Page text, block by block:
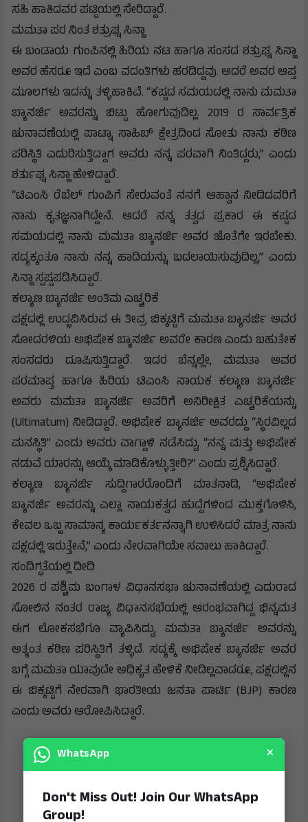
ಸಹಿ ಹಾಕಿದವರ ಪಟ್ಟಿಯಲ್ಲಿ ಸೇರಿದ್ದಾರೆ.
ಮಮತಾ ಪರ ನಿಂತ ಶತ್ರುಘ್ನ ಸಿನ್ಹಾ
ಈ ಬಂಡಾಯ ಗುಂಪಿನಲ್ಲಿ ಹಿರಿಯ ನಟ ಹಾಗೂ ಸಂಸದ ಶತ್ರುಘ್ನ ಸಿನ್ಹಾ
ಅವರ ಹೆಸರೂ ಇದೆ ಎಂಬ ವದಂತಿಗಳು ಹರಡಿದ್ದವು. ಆದರೆ ಅವರ ಆಪ್ತ
ಮೂಲಗಳು ಇದನ್ನು ತಳ್ಳಿಹಾಕಿವೆ. “ಕಷ್ಟದ ಸಮಯದಲ್ಲಿ ನಾನು ಮಮತಾ
ಬ್ಯಾನರ್ಜಿ ಅವರನ್ನು ಬಿಟ್ಟು ಹೋಗುವುದಿಲ್ಲ. 2019 ರ ಸಾರ್ವತ್ರಿಕ
ಚುನಾವಣೆಯಲ್ಲಿ ಪಾಟ್ನಾ ಸಾಹಿಬ್ ಕ್ಷೇತ್ರದಿಂದ ಸೋತು ನಾನು ಕಠಿಣ
ಪರಿಸ್ಥಿತಿ ಎದುರಿಸುತ್ತಿದ್ದಾಗ ಅವರು ನನ್ನ ಪರವಾಗಿ ನಿಂತಿದ್ದರು,” ಎಂದು
ಶರ್ತುಘ್ನ ಸಿನ್ಹಾ ಹೇಳಿದ್ದಾರೆ.
“ಟಿಎಂಸಿ ರೆಬೆಲ್ ಗುಂಪಿಗೆ ಸೇರುವಂತೆ ನನಗೆ ಆಹ್ವಾನ ನೀಡಿದವರಿಗೆ
ನಾನು ಕೃತಜ್ಞನಾಗಿದ್ದೇನೆ. ಆದರೆ ನನ್ನ ತತ್ವದ ಪ್ರಕಾರ ಈ ಕಷ್ಟದ
ಸಮಯದಲ್ಲಿ ನಾನು ಮಮತಾ ಬ್ಯಾನರ್ಜಿ ಅವರ ಜೊತೆಗೇ ಇರಬೇಕು.
ಸದ್ಯಕ್ಕಂತೂ ನಾನು ನನ್ನ ಹಾದಿಯನ್ನು ಬದಲಾಯಿಸುವುದಿಲ್ಲ,” ಎಂದು
ಸಿನ್ಹಾ ಸ್ಪಷ್ಟಪಡಿಸಿದ್ದಾರೆ.
ಕಲ್ಯಾಣ ಬ್ಯಾನರ್ಜಿ ಅಂತಿಮ ಎಚ್ಚರಿಕೆ
ಪಕ್ಷದಲ್ಲಿ ಉದ್ಭವಿಸಿರುವ ಈ ತೀವ್ರ ಬಿಕ್ಕಟ್ಟಿಗೆ ಮಮತಾ ಬ್ಯಾನರ್ಜಿ ಅವರ
ಸೋದರಳಿಯ ಅಭಿಷೇಕ ಬ್ಯಾನರ್ಜಿ ಅವರೇ ಕಾರಣ ಎಂದು ಬಹುತೇಕ
ಸಂಸದರು ದೂಷಿಸುತ್ತಿದ್ದಾರೆ. ಇದರ ಬೆನ್ನಲ್ಲೇ, ಮಮತಾ ಅವರ
ಪರಮಾಪ್ತ ಹಾಗೂ ಹಿರಿಯ ಟಿಎಂಸಿ ನಾಯಕ ಕಲ್ಯಾಣ ಬ್ಯಾನರ್ಜಿ
ಅವರು ಮಮತಾ ಬ್ಯಾನರ್ಜಿ ಅವರಿಗೆ ಅನಿರೀಕ್ಷಿತ ಎಚ್ಚರಿಕೆಯನ್ನು
(Ultimatum) ನೀಡಿದ್ದಾರೆ. ಅಭಿಷೇಕ ಬ್ಯಾನರ್ಜಿ ಅವರದ್ದು “ಸ್ಥಿರವಿಲ್ಲದ
ಮನಸ್ಥಿತಿ” ಎಂದು ಅವರು ವಾಗ್ದಾಳಿ ನಡೆಸಿದ್ದು, “ನನ್ನ ಮತ್ತು ಅಭಿಷೇಕ
ನಡುವೆ ಯಾರನ್ನು ಆಯ್ಕೆ ಮಾಡಿಕೊಳ್ಳುತ್ತೀರಿ?” ಎಂದು ಪ್ರಶ್ನಿಸಿದ್ದಾರೆ.
ಕಲ್ಯಾಣ ಬ್ಯಾನರ್ಜಿ ಸುದ್ದಿಗಾರರೊಂದಿಗೆ ಮಾತನಾಡಿ, “ಅಭಿಷೇಕ
ಬ್ಯಾನರ್ಜಿ ಅವರನ್ನು ಎಲ್ಲಾ ನಾಯಕತ್ವದ ಹುದ್ದೆಗಳಿಂದ ಮುಕ್ತಗೊಳಿಸಿ,
ಕೇವಲ ಒಬ್ಬ ಸಾಮಾನ್ಯ ಕಾರ್ಯಕರ್ತನನ್ನಾಗಿ ಉಳಿಸಿದರೆ ಮಾತ್ರ ನಾನು
ಪಕ್ಷದಲ್ಲಿ ಇರುತ್ತೇನೆ,” ಎಂದು ನೇರವಾಗಿಯೇ ಸವಾಲು ಹಾಕಿದ್ದಾರೆ.
ಸಂದಿಗ್ಧತೆಯಲ್ಲಿ ದೀದಿ
2026 ರ ಪಶ್ಚಿಮ ಬಂಗಾಳ ವಿಧಾನಸಭಾ ಚುನಾವಣೆಯಲ್ಲಿ ಎದುರಾದ
ಸೋಲಿನ ನಂತರ ರಾಜ್ಯ ವಿಧಾನಸಭೆಯಲ್ಲಿ ಆರಂಭವಾಗಿದ್ದ ಭಿನ್ನಮತ
ಈಗ ಲೋಕಸಭೆಗೂ ವ್ಯಾಪಿಸಿದ್ದು, ಮಮತಾ ಬ್ಯಾನರ್ಜಿ ಅವರನ್ನು
ಅತ್ಯಂತ ಕಠಿಣ ಪರಿಸ್ಥಿತಿಗೆ ತಳ್ಳಿದೆ. ಸದ್ಯಕ್ಕೆ ಅಭಿಷೇಕ ಬ್ಯಾನರ್ಜಿ ಅವರ
ಬಗ್ಗೆ ಮಮತಾ ಯಾವುದೇ ಅಧಿಕೃತ ಹೇಳಿಕೆ ನೀಡಿಲ್ಲವಾದರೂ, ಪಕ್ಷದಲ್ಲಿನ
ಈ ಬಿಕ್ಕಟ್ಟಿಗೆ ನೇರವಾಗಿ ಭಾರತೀಯ ಜನತಾ ಪಾರ್ಟಿ (BJP) ಕಾರಣ
ಎಂದು ಅವರು ಆರೋಪಿಸಿದ್ದಾರೆ.
WhatsApp ×
Don't Miss Out! Join Our WhatsApp
Group!